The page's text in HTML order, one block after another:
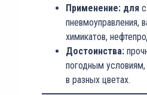
Применение: для
пневмоуправления,
химикатов,
Достоинства:
погодным
в разных цветах.